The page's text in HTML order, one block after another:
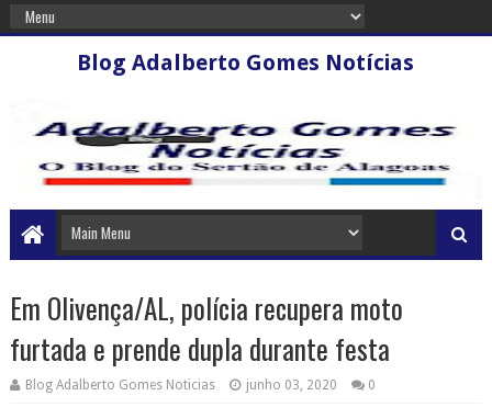
Blog Adalberto Gomes Notícias
Em Olivença/AL, polícia recupera moto
furtada e prende dupla durante festa
Blog Adalberto Gomes Noticias junho 03, 2020 0